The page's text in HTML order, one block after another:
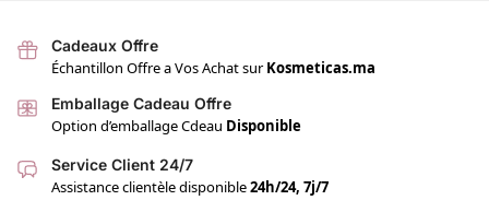
Cadeaux Offre
Échantillon Offre a Vos Achat surKosmeticas.ma
Emballage Cadeau Offre
Option d’emballage Cdeau Disponible
Service Client 24/7
Assistance clientèle disponible24h/24, 7j/7